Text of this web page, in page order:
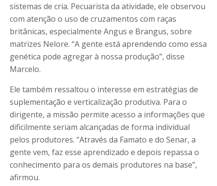
sistemas de cria. Pecuarista da atividade, ele observou
com atenção o uso de cruzamentos com raças
britânicas, especialmente Angus e Brangus, sobre
matrizes Nelore. “A gente está aprendendo como essa
genética pode agregar à nossa produção”, disse
Marcelo.
Ele também ressaltou o interesse em estratégias de
suplementação e verticalização produtiva. Para o
dirigente, a missão permite acesso a informações que
dificilmente seriam alcançadas de forma individual
pelos produtores. “Através da Famato e do Senar, a
gente vem, faz esse aprendizado e depois repassa o
conhecimento para os demais produtores na base”,
afirmou.